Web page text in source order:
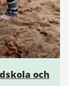
och